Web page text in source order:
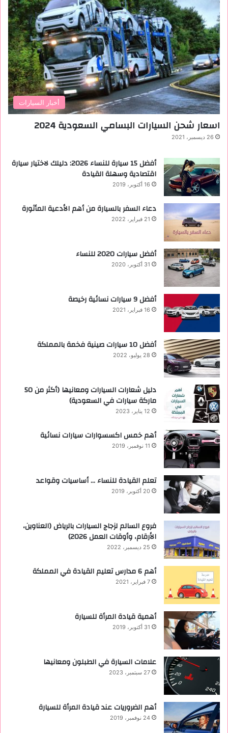
أخبار السيارات
اسعار شحن السيارات البسامي السعودية 2024
26 ديسمبر، 2021
أفضل 15 سيارة للنساء 2026: دليلك لاختيار سيارة
اقتصادية وسهلة القيادة
16 أكتوبر، 2019
دعاء السفر بالسيارة من أهم الأدعية المأثورة
21 فبراير، 2022
أفضل سيارات 2020 للنساء
31 أكتوبر، 2020
‏أفضل 9 سيارات نسائية رخيصة
16 فبراير، 2021
أفضل 10 سيارات صينية فخمة بالمملكة
28 يوليو، 2022
دليل شعارات السيارات ومعانيها (أكثر من 50
ماركة سيارات في السعودية)
12 يناير، 2023
أهم خمس اكسسوارات سيارات نسائية
11 نوفمبر، 2019
تعلم القيادة للنساء … أساسيات وقواعد
20 أكتوبر، 2019
فروع السالم لزجاج السيارات بالرياض (العناوين،
الأرقام، وأوقات العمل 2026)
25 ديسمبر، 2022
أهم 6 مدارس تعليم القيادة في المملكة
7 فبراير، 2021
أهمية قيادة المرأة للسيارة
31 أكتوبر، 2019
علامات السيارة في الطبلون ومعانيها
27 سبتمبر، 2023
أهم الضروريات عند قيادة المرأة للسيارة
24 نوفمبر، 2019